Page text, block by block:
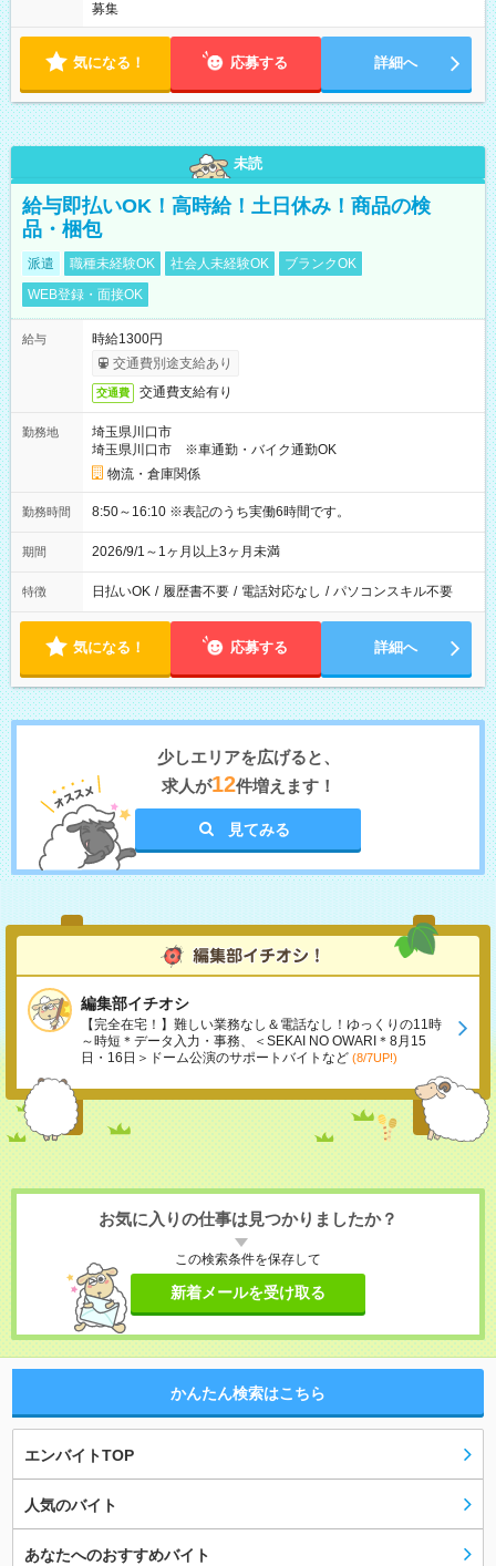
募集
気になる！ 応募する 詳細へ
未読
給与即払いOK！高時給！土日休み！商品の検
品・梱包
派遣 職種未経験OK 社会人未経験OK
ブランクOK
WEB登録・面接OK
給与
時給1300円
交通費別途支給あり
交通費 交通費支給有り
勤務地
埼玉県川口市
埼玉県川口市 ※車通勤・バイク通勤OK
物流・倉庫関係
勤務時間 8:50～16:10 ※表記のうち実働6時間です。
期間 2026/9/1～1ヶ月以上3ヶ月未満
特徴 日払いOK / 履歴書不要 / 電話対応なし / パソコンスキル不要
気になる！ 応募する 詳細へ
少しエリアを広げると、
求人が12件増えます！
見てみる
編集部イチオシ
【完全在宅！】難しい業務なし＆電話なし！ゆっくりの11時
～時短＊データ入力・事務、＜SEKAI NO OWARI＊8月15
日・16日＞ドーム公演のサポートバイトなど (8/7UP!)
お気に入りの仕事は見つかりましたか？
この検索条件を保存して
新着メールを受け取る
かんたん検索はこちら
エンバイトTOP
人気のバイト
あなたへのおすすめバイト